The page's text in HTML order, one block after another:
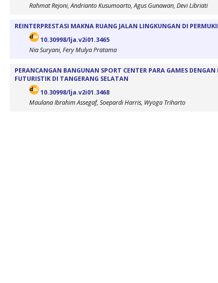
Rahmat Rejoni, Andrianto Kusumoarto, Agus Gunawan, Devi Libriati
REINTERPRESTASI MAKNA RUANG JALAN LINGKUNGAN DI
10.30998/lja.v2i01.3465
Nia Suryani, Fery Mulya Pratama
PERANCANGAN BANGUNAN SPORT CENTER PARA GAMES
FUTURISTIK DI TANGERANG SELATAN
10.30998/lja.v2i01.3468
Maulana Ibrahim Assegaf, Soepardi Harris, Wyoga Triharto